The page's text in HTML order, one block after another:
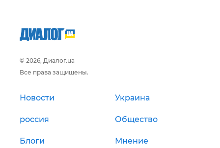
© 2026, Диалог.ua
Все права защищены.
Новости Украина
россия Общество
Блоги Мнение